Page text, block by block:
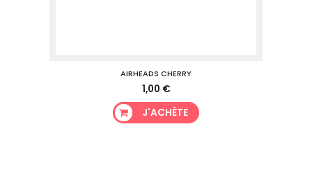
AIRHEADS CHERRY
1,00 €
J'ACHÈTE